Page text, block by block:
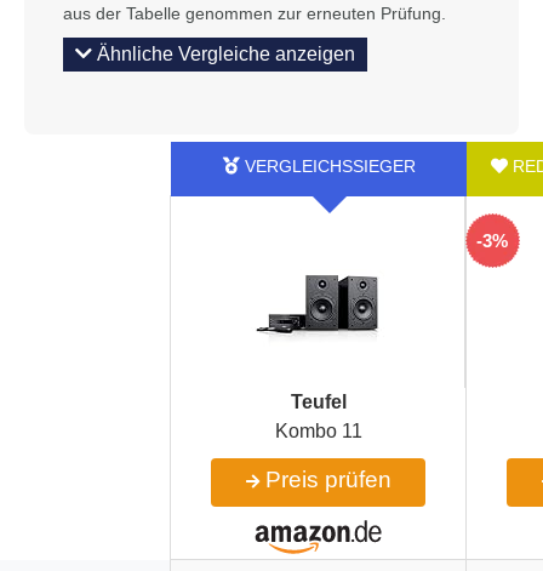
aus der Tabelle genommen zur erneuten Prüfung.
Ähnliche Vergleiche anzeigen
-3%
Teufel
Kombo 11
Preis prüfen